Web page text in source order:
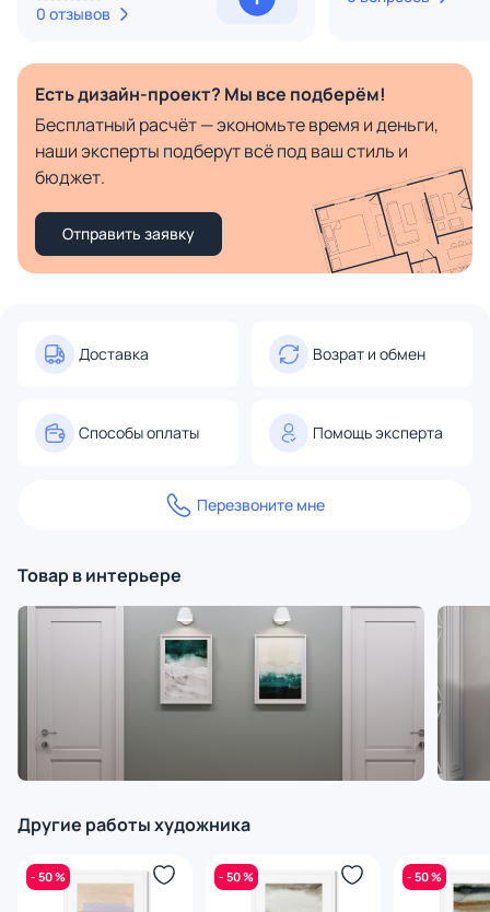
0 отзывов
Есть дизайн-проект? Мы все подберём!
Бесплатный расчёт — экономьте время и деньги,
наши эксперты подберут всё под ваш стиль и
бюджет.
Отправить заявку
Доставка Возрат и обмен
Способы оплаты Помощь эксперта
Перезвоните мне
Товар в интерьере
Другие работы художника
- 50 % - 50 % - 50 %